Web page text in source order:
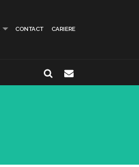
CONTACT CARIERE